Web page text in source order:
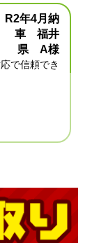
R2年4月納
車 福井
県 A様
で信頼でき